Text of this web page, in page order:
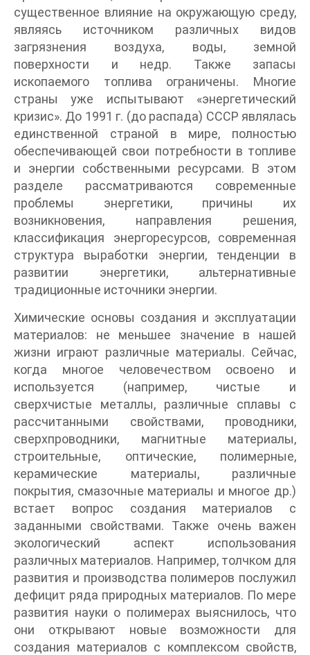
существенное влияние на окружающую среду,
являясь источником различных видов
загрязнения воздуха, воды, земной
поверхности и недр. Также запасы
ископаемого топлива ограничены. Многие
страны уже испытывают «энергетический
кризис». До 1991 г. (до распада) СССР являлась
единственной страной в мире, полностью
обеспечивающей свои потребности в топливе
и энергии собственными ресурсами. В этом
разделе рассматриваются современные
проблемы энергетики, причины их
возникновения, направления решения,
классификация энергоресурсов, современная
структура выработки энергии, тенденции в
развитии энергетики, альтернативные
традиционные источники энергии.
Химические основы создания и эксплуатации
материалов: не меньшее значение в нашей
жизни играют различные материалы. Сейчас,
когда многое человечеством освоено и
используется (например, чистые и
сверхчистые металлы, различные сплавы с
рассчитанными свойствами, проводники,
сверхпроводники, магнитные материалы,
строительные, оптические, полимерные,
керамические материалы, различные
покрытия, смазочные материалы и многое др.)
встает вопрос создания материалов с
заданными свойствами. Также очень важен
экологический аспект использования
различных материалов. Например, толчком для
развития и производства полимеров послужил
дефицит ряда природных материалов. По мере
развития науки о полимерах выяснилось, что
они открывают новые возможности для
создания материалов с комплексом свойств,